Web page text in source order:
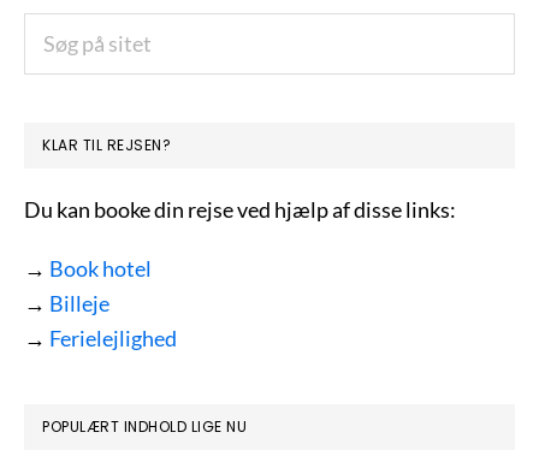
USA
PRIMÆR
SIDEBAR
KLAR TIL REJSEN?
Du kan booke din rejse ved hjælp af disse links:
→ Book hotel
→ Billeje
→ Ferielejlighed
POPULÆRT INDHOLD LIGE NU